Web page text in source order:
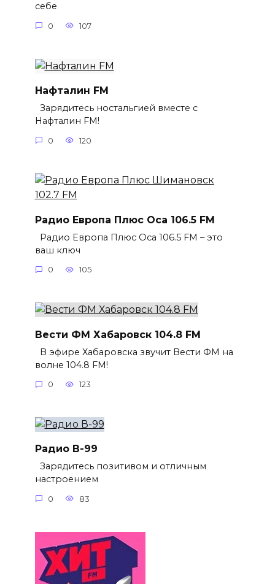
себе
0 107
Нафталин FM
Зарядитесь ностальгией вместе с
Нафталин FM!
0 120
Радио Европа Плюс Оса 106.5 FM
Радио Европа Плюс Оса 106.5 FM – это
ваш ключ
0 105
Вести ФМ Хабаровск 104.8 FM
В эфире Хабаровска звучит Вести ФМ на
волне 104.8 FM!
0 123
Радио В-99
Зарядитесь позитивом и отличным
настроением
0 83